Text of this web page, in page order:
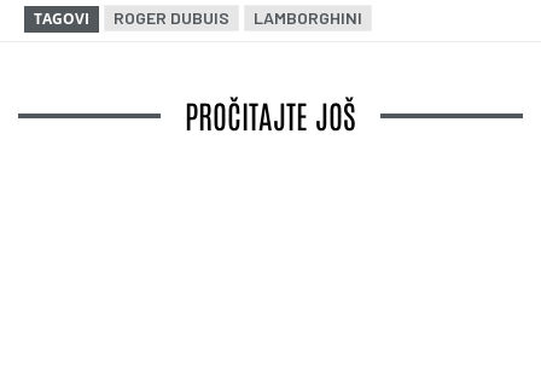
TAGOVI ROGER DUBUIS LAMBORGHINI
PROČITAJTE JOŠ